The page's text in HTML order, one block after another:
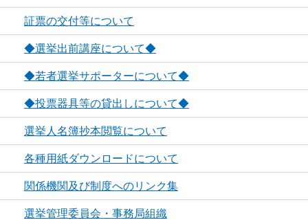
証票の交付等について
◆選挙出前講座について◆
◆若者選挙サポーターについて◆
◆投票器具等の貸出しについて◆
選挙人名簿抄本閲覧について
各種用紙ダウンロードについて
関係機関及び制度へのリンク集
選挙管理委員会・事務局組織